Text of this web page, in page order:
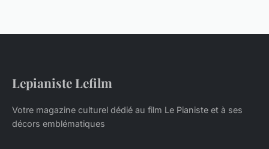
Lepianiste Lefilm
Votre magazine culturel dédié au film Le Pianiste et à ses
décors emblématiques